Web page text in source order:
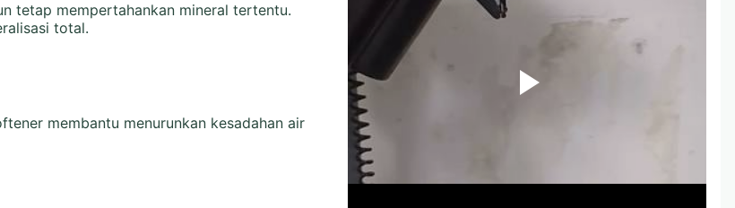
tetap mempertahankan mineral tertentu.
total.
membantu menurunkan kesadahan air